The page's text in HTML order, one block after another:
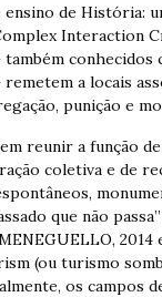
de História:
Interaction
a locais
punição e
reunir a função
coletiva e de
que não
(ou turismo
os campos